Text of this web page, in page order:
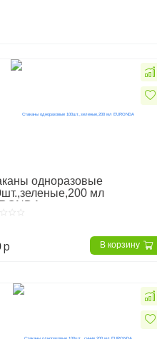
одноразовые
мл
p В корзину